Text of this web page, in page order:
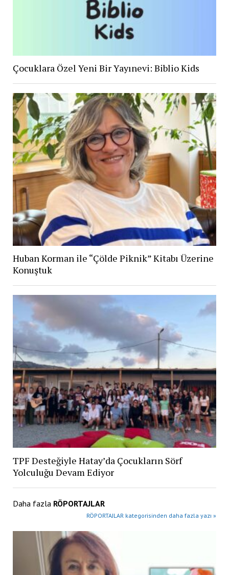
Çocuklara Özel Yeni Bir Yayınevi: Biblio Kids
Huban Korman ile “Çölde Piknik” Kitabı Üzerine
Konuştuk
TPF Desteğiyle Hatay’da Çocukların Sörf
Yolculuğu Devam Ediyor
Daha fazla RÖPORTAJLAR
RÖPORTAJLAR kategorisinden daha fazla yazı »